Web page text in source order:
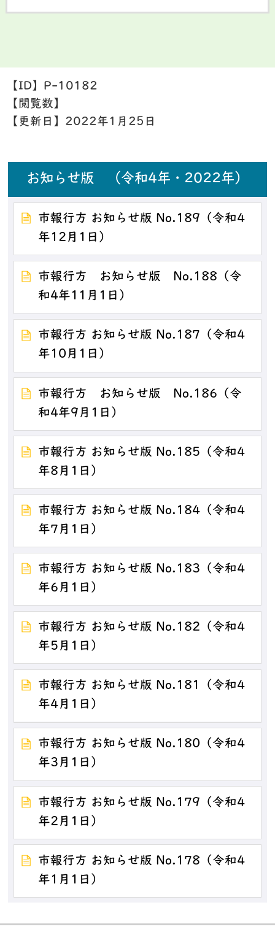
【ID】 P-10182
【閲覧数】
【更新日】 2022年1月25日
お知らせ版 （令和4年・2022年）
市報行方 お知らせ版 No.189（令和4
年12月1日）
市報行方 お知らせ版 No.188（令
和4年11月1日）
市報行方 お知らせ版 No.187（令和4
年10月1日）
市報行方 お知らせ版 No.186（令
和4年9月1日）
市報行方 お知らせ版 No.185（令和4
年8月1日）
市報行方 お知らせ版 No.184（令和4
年7月1日）
市報行方 お知らせ版 No.183（令和4
年6月1日）
市報行方 お知らせ版 No.182（令和4
年5月1日）
市報行方 お知らせ版 No.181（令和4
年4月1日）
市報行方 お知らせ版 No.180（令和4
年3月1日）
市報行方 お知らせ版 No.179（令和4
年2月1日）
市報行方 お知らせ版 No.178（令和4
年1月1日）